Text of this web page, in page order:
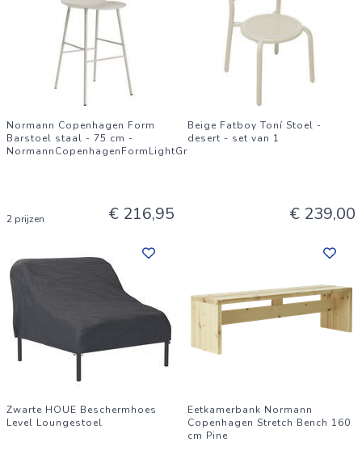
Normann Copenhagen Form
Barstoel staal - 75 cm -
NormannCopenhagenFormLightGrey
2 prijzen € 216,95
Beige Fatboy Toní Stoel -
desert - set van 1
€ 239,00
Zwarte HOUE Beschermhoes
Level Loungestoel
Eetkamerbank Normann
Copenhagen Stretch Bench 160
cm Pine